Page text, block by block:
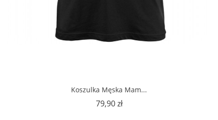
Koszulka Męska Mam...
79,90 złCena